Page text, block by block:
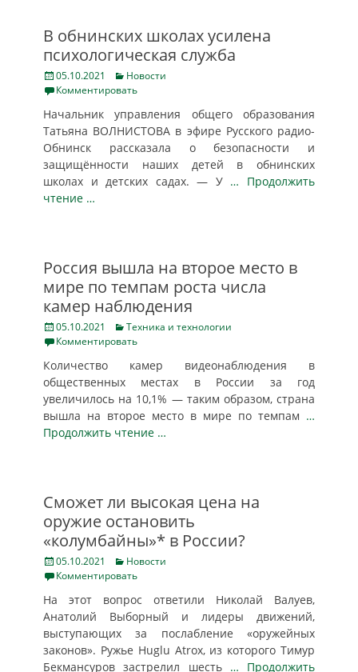
В обнинских школах усилена
психологическая служба
Posted
on
05.10.2021 Categories
Новости
Комментировать
Начальник управления общего образования
Татьяна ВОЛНИСТОВА в эфире Русского радио-
Обнинск рассказала о безопасности и
защищённости наших детей в обнинских
школах и детских садах. — У … Продолжить
чтение …
Россия вышла на второе место в
мире по темпам роста числа
камер наблюдения
Posted
on
05.10.2021 Categories
Техника и технологии
Комментировать
Количество камер видеонаблюдения в
общественных местах в России за год
увеличилось на 10,1% — таким образом, страна
вышла на второе место в мире по темпам …
Продолжить чтение …
Сможет ли высокая цена на
оружие остановить
«колумбайны»* в России?
Posted
on
05.10.2021 Categories
Новости
Комментировать
На этот вопрос ответили Николай Валуев,
Анатолий Выборный и лидеры движений,
выступающих за послабление «оружейных
законов». Ружье Huglu Atrox, из которого Тимур
Бекмансуров застрелил шесть … Продолжить